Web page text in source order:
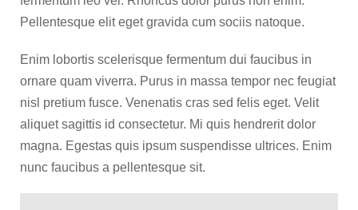
Pellentesque elit eget gravida cum sociis natoque.
Enim lobortis scelerisque fermentum dui faucibus in
ornare quam viverra. Purus in massa tempor nec feugiat
nisl pretium fusce. Venenatis cras sed felis eget. Velit
aliquet sagittis id consectetur. Mi quis hendrerit dolor
magna. Egestas quis ipsum suspendisse ultrices. Enim
nunc faucibus a pellentesque sit.